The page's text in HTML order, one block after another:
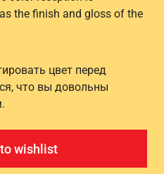
the finish and gloss of the
цвет перед
что вы довольны
wishlist